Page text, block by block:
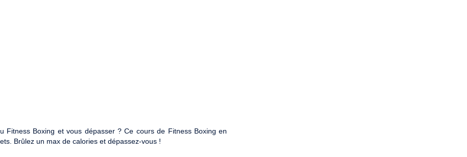
Fitness Boxing et vous dépasser ? Ce cours de Fitness Boxing en
Brûlez un max de calories et dépassez-vous !